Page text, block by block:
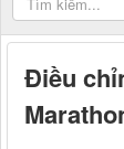
Điều